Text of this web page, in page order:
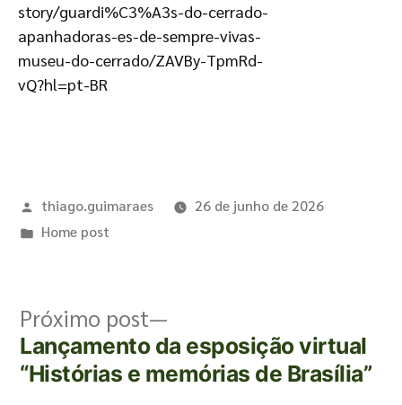
story/guardi%C3%A3s-do-cerrado-
apanhadoras-es-de-sempre-vivas-
museu-do-cerrado/ZAVBy-TpmRd-
vQ?hl=pt-BR
thiago.guimaraes
26 de junho de 2026
Home post
Próximo post
Lançamento da esposição virtual
“Histórias e memórias de Brasília”